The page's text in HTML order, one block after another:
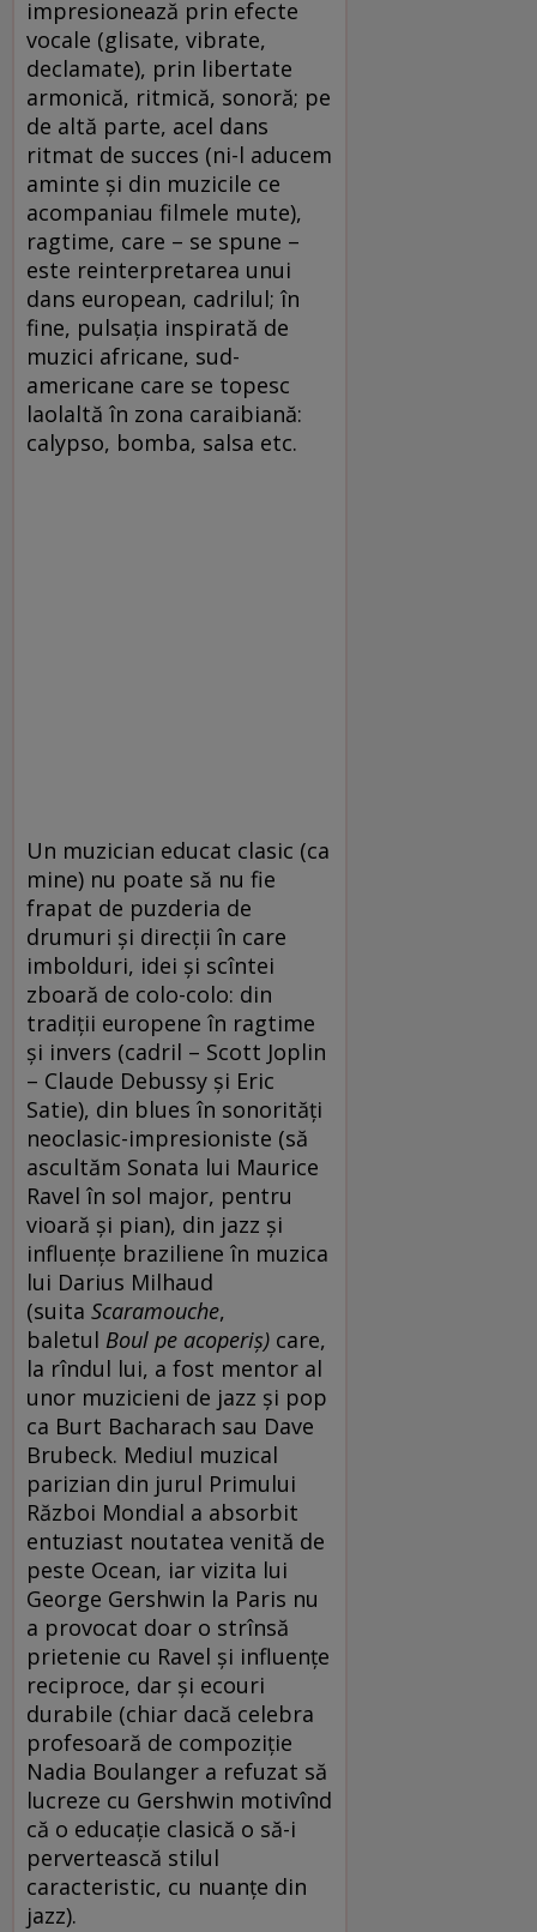
impresionează prin efecte
vocale (glisate, vibrate,
declamate), prin libertate
armonică, ritmică, sonoră; pe
de altă parte, acel dans
ritmat de succes (ni-l aducem
aminte și din muzicile ce
acompaniau filmele mute),
ragtime, care – se spune –
este reinterpretarea unui
dans european, cadrilul; în
fine, pulsația inspirată de
muzici africane, sud-
americane care se topesc
laolaltă în zona caraibiană:
calypso, bomba, salsa etc.
Un muzician educat clasic (ca
mine) nu poate să nu fie
frapat de puzderia de
drumuri și direcții în care
imbolduri, idei și scîntei
zboară de colo-colo: din
tradiții europene în ragtime
și invers (cadril – Scott Joplin
– Claude Debussy și Eric
Satie), din blues în sonorități
neoclasic-impresioniste (să
ascultăm Sonata lui Maurice
Ravel în sol major, pentru
vioară și pian), din jazz și
influențe braziliene în muzica
lui Darius Milhaud
(suita Scaramouche,
baletul Boul pe acoperiș) care,
la rîndul lui, a fost mentor al
unor muzicieni de jazz și pop
ca Burt Bacharach sau Dave
Brubeck. Mediul muzical
parizian din jurul Primului
Război Mondial a absorbit
entuziast noutatea venită de
peste Ocean, iar vizita lui
George Gershwin la Paris nu
a provocat doar o strînsă
prietenie cu Ravel și influențe
reciproce, dar și ecouri
durabile (chiar dacă celebra
profesoară de compoziție
Nadia Boulanger a refuzat să
lucreze cu Gershwin motivînd
că o educație clasică o să-i
pervertească stilul
caracteristic, cu nuanțe din
jazz).